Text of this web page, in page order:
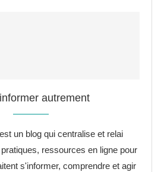
autrement
un blog qui centralise et relai
ressources en ligne pour
s'informer, comprendre et agir